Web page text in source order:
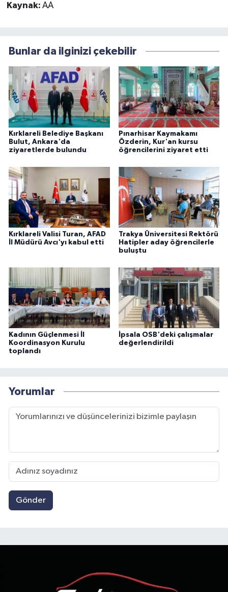
Kaynak: AA
Bunlar da ilginizi çekebilir
Kırklareli Belediye Başkanı
Bulut, Ankara'da
ziyaretlerde bulundu
Pınarhisar Kaymakamı
Özderin, Kur'an kursu
öğrencilerini ziyaret etti
Kırklareli Valisi Turan, AFAD
İl Müdürü Avcı'yı kabul etti
Trakya Üniversitesi Rektörü
Hatipler aday öğrencilerle
buluştu
Kadının Güçlenmesi İl
Koordinasyon Kurulu
toplandı
İpsala OSB'deki çalışmalar
değerlendirildi
Yorumlar
Gönder